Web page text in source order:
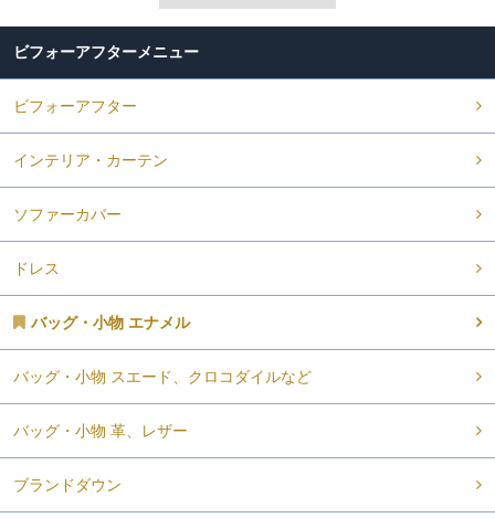
ビフォーアフター
ビフォーアフター
インテリア・カーテン
ソファーカバー
ドレス
バッグ・小物 エナメル
バッグ・小物 スエード、クロコダイルなど
バッグ・小物 革、レザー
ブランドダウン